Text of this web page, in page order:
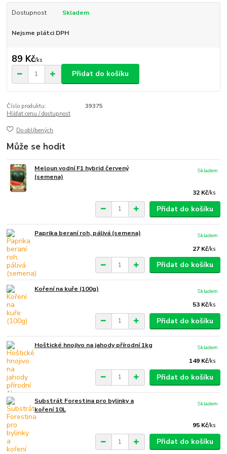
Dostupnost Skladem
Nejsme plátci DPH
89 Kč/ks
Přidat do košíku
Číslo produktu:
39375
Hlídat cenu / dostupnost
Do oblíbených
Může se hodit
Meloun vodní F1 hybrid červený
(semena)
32 Kč/ks
Skladem
Přidat do košíku
Paprika beraní roh, pálivá (semena)
27 Kč/ks
Skladem
Přidat do košíku
Koření na kuře (100g)
53 Kč/ks
Skladem
Přidat do košíku
Hoštické hnojivo na jahody přírodní 1kg
149 Kč/ks
Skladem
Přidat do košíku
Substrát Forestina pro bylinky a
koření 10L
95 Kč/ks
Skladem
Přidat do košíku